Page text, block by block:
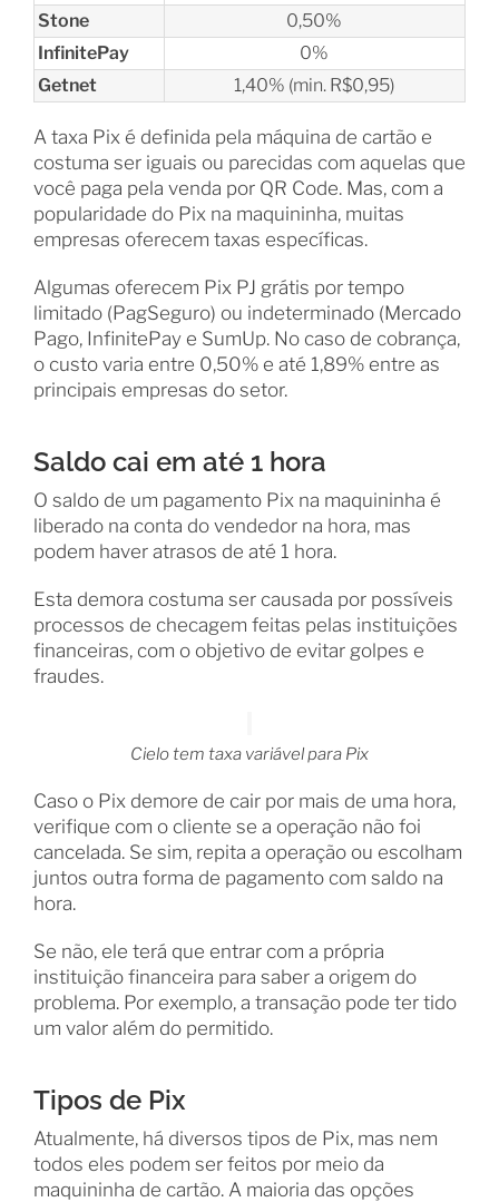
Stone
0,50%
InfinitePay
0%
Getnet
1,40% (min. R$0,95)
A taxa Pix é definida pela máquina de cartão e
costuma ser iguais ou parecidas com aquelas que
você paga pela venda por QR Code. Mas, com a
popularidade do Pix na maquininha, muitas
empresas oferecem taxas específicas.
Algumas oferecem Pix PJ grátis por tempo
limitado (PagSeguro) ou indeterminado (Mercado
Pago, InfinitePay e SumUp. No caso de cobrança,
o custo varia entre 0,50% e até 1,89% entre as
principais empresas do setor.
Saldo cai em até 1 hora
O saldo de um pagamento Pix na maquininha é
liberado na conta do vendedor na hora, mas
podem haver atrasos de até 1 hora.
Esta demora costuma ser causada por possíveis
processos de checagem feitas pelas instituições
financeiras, com o objetivo de evitar golpes e
fraudes.
Cielo tem taxa variável para Pix
Caso o Pix demore de cair por mais de uma hora,
verifique com o cliente se a operação não foi
cancelada. Se sim, repita a operação ou escolham
juntos outra forma de pagamento com saldo na
hora.
Se não, ele terá que entrar com a própria
instituição financeira para saber a origem do
problema. Por exemplo, a transação pode ter tido
um valor além do permitido.
Tipos de Pix
Atualmente, há diversos tipos de Pix, mas nem
todos eles podem ser feitos por meio da
maquininha de cartão. A maioria das opções